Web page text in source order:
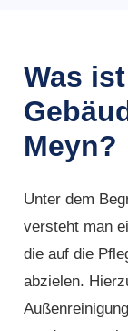
Was ist
Meyn?
Unter dem
versteht man
die auf die
abzielen.